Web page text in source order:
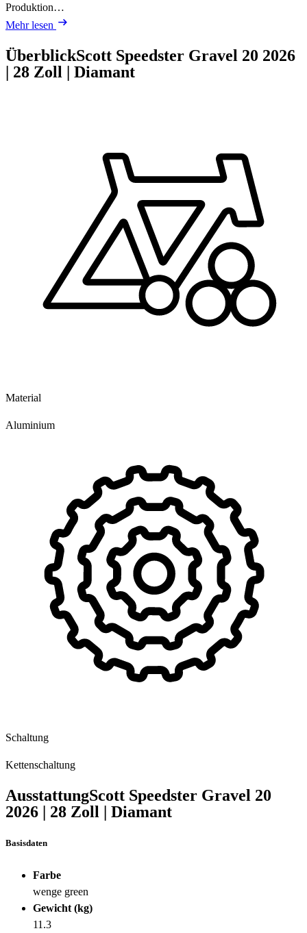
Produktion…
Mehr lesen
ÜberblickScott Speedster Gravel 20 2026
| 28 Zoll | Diamant
Material
Aluminium
Schaltung
Kettenschaltung
AusstattungScott Speedster Gravel 20
2026
28 Zoll Diamant
Basisdaten
Farbe
wenge green
Gewicht (kg)
11.3